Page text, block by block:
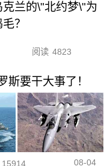
兰的\"北约梦\"为
？
阅读 4823
斯要干大事了！
15914 08-04